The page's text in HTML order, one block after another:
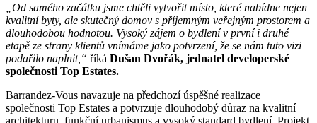
„Od samého začátku jsme chtěli vytvořit místo, které nabídne nejen
kvalitní byty, ale skutečný domov s příjemným veřejným prostorem a
dlouhodobou hodnotou. Vysoký zájem o bydlení v první i druhé
etapě ze strany klientů vnímáme jako potvrzení, že se nám tuto vizi
podařilo naplnit,“ říká Dušan Dvořák, jednatel developerské
společnosti Top Estates.
Barrandez-Vous navazuje na předchozí úspěšné realizace
společnosti Top Estates a potvrzuje dlouhodobý důraz na kvalitní
architekturu, funkční urbanismus a vysoký standard bydlení. Projekt